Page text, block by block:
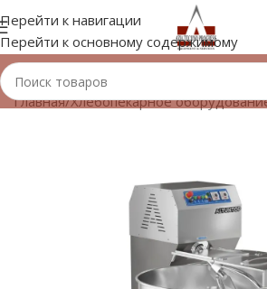
Перейти к навигации
Перейти к основному содержимому
Главная/Хлебопекарное